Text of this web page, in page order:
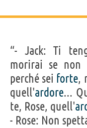
“- Jack: Ti
morirai se non
perché sei forte,
quell'ardore...
te, Rose, quell'
- Rose: Non